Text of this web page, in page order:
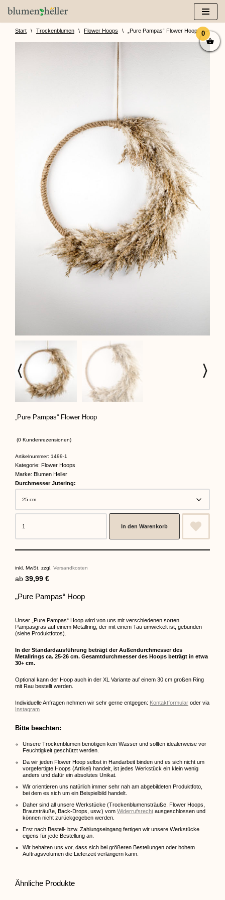
Zum
InhaltStart \ Trockenblumen \ Flower Hoops \ „Pure Pampas“ Flower Hoop
„Pure Pampas“ Flower Hoop
(0 Kundenrezensionen)
Artikelnummer: 1499-1
Kategorie: Flower Hoops
Marke: Blumen Heller
Durchmesser Jutering:
In den Warenkorb
inkl. MwSt. zzgl. Versandkosten
ab 39,99 €
„Pure Pampas“ Hoop
Unser „Pure Pampas“ Hoop wird von uns mit verschiedenen sorten
Pampasgras auf einem Metallring, der mit einem Tau umwickelt ist, gebunden
(siehe Produktfotos).
In der Standardausführung beträgt der Außendurchmesser des
Metallrings ca. 25-26 cm. Gesamtdurchmesser des Hoops beträgt in etwa
30+ cm.
Optional kann der Hoop auch in der XL Variante auf einem 30 cm großen Ring
mit Rau bestellt werden.
Individuelle Anfragen nehmen wir sehr gerne entgegen: Kontaktformular oder via
Instagram
Bitte beachten:
Unsere Trockenblumen benötigen kein Wasser und sollten idealerweise vor
Feuchtigkeit geschützt werden.
Da wir jeden Flower Hoop selbst in Handarbeit binden und es sich nicht um
vorgefertigte Hoops (Artikel) handelt, ist jedes Werkstück ein klein wenig
anders und dafür ein absolutes Unikat.
Wir orientieren uns natürlich immer sehr nah am abgebildeten Produktfoto,
bei dem es sich um ein Beispielbild handelt.
Daher sind all unsere Werkstücke (Trockenblumensträuße, Flower Hoops,
Brautsträuße, Back-Drops, usw.) vom Widerrufsrecht ausgeschlossen und
können nicht zurückgegeben werden.
Erst nach Bestell- bzw. Zahlungseingang fertigen wir unsere Werkstücke
eigens für jede Bestellung an.
Wir behalten uns vor, dass sich bei größeren Bestellungen oder hohem
Auftragsvolumen die Lieferzeit verlängern kann.
Ähnliche Produkte
0